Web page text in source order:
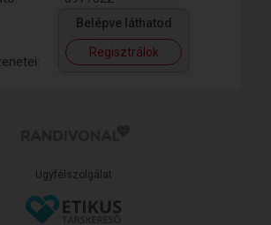
Belépve láthatod
Regisztrálok
Ügyfélszolgálat